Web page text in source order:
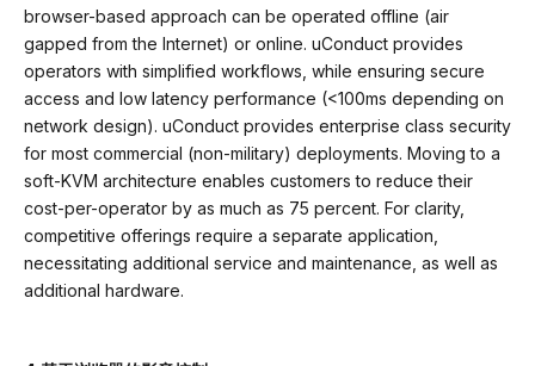
browser-based approach can be operated offline (air
gapped from the Internet) or online. uConduct provides
operators with simplified workflows, while ensuring secure
access and low latency performance (<100ms depending on
network design). uConduct provides enterprise class security
for most commercial (non-military) deployments. Moving to a
soft-KVM architecture enables customers to reduce their
cost-per-operator by as much as 75 percent. For clarity,
competitive offerings require a separate application,
necessitating additional service and maintenance, as well as
additional hardware.